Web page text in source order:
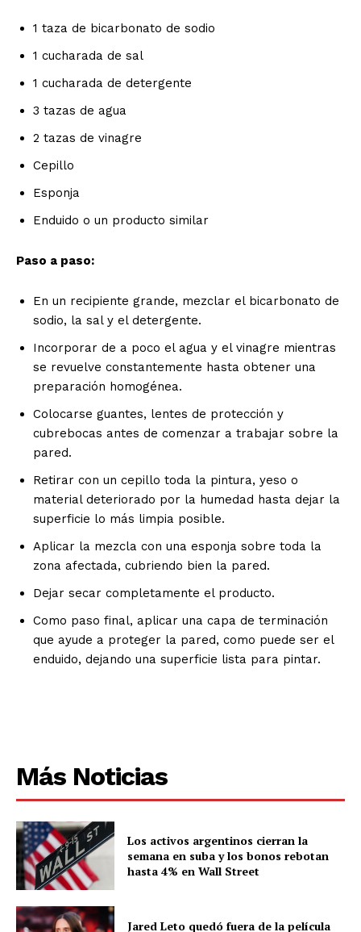
1 taza de bicarbonato de sodio
1 cucharada de sal
1 cucharada de detergente
3 tazas de agua
2 tazas de vinagre
Cepillo
Esponja
Enduido o un producto similar
Paso a paso:
En un recipiente grande, mezclar el bicarbonato de
sodio, la sal y el detergente.
Incorporar de a poco el agua y el vinagre mientras
se revuelve constantemente hasta obtener una
preparación homogénea.
Colocarse guantes, lentes de protección y
cubrebocas antes de comenzar a trabajar sobre la
pared.
Retirar con un cepillo toda la pintura, yeso o
material deteriorado por la humedad hasta dejar la
superficie lo más limpia posible.
Aplicar la mezcla con una esponja sobre toda la
zona afectada, cubriendo bien la pared.
Dejar secar completamente el producto.
Como paso final, aplicar una capa de terminación
que ayude a proteger la pared, como puede ser el
enduido, dejando una superficie lista para pintar.
Más Noticias
Los activos argentinos cierran la
semana en suba y los bonos rebotan
hasta 4% en Wall Street
Jared Leto quedó fuera de la película